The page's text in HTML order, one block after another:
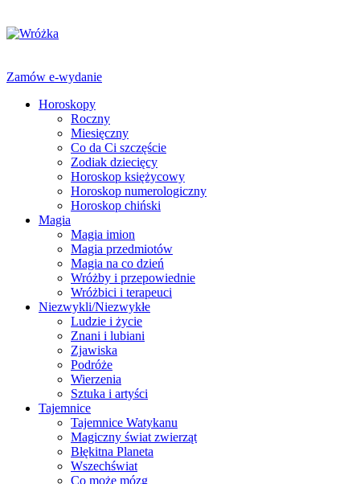
Zamów e-wydanie
Horoskopy
Roczny
Miesięczny
Co da Ci szczęście
Zodiak dziecięcy
Horoskop księżycowy
Horoskop numerologiczny
Horoskop chiński
Magia
Magia imion
Magia przedmiotów
Magia na co dzień
Wróżby i przepowiednie
Wróżbici i terapeuci
Niezwykli/Niezwykłe
Ludzie i życie
Znani i lubiani
Zjawiska
Podróże
Wierzenia
Sztuka i artyści
Tajemnice
Tajemnice Watykanu
Magiczny świat zwierząt
Błękitna Planeta
Wszechświat
Co może mózg